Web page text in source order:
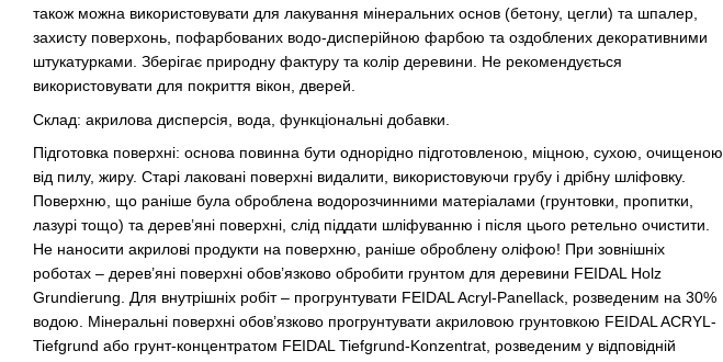
також можна використовувати для лакування мінеральних основ (бетону, цегли) та шпалер,
захисту поверхонь, пофарбованих водо-дисперійною фарбою та оздоблених декоративними
штукатурками. Зберігає природну фактуру та колір деревини. Не рекомендується
використовувати для покриття вікон, дверей.
Склад: акрилова дисперсія, вода, функціональні добавки.
Підготовка поверхні: основа повинна бути однорідно підготовленою, міцною, сухою, очищеною
від пилу, жиру. Старі лаковані поверхні видалити, використовуючи грубу і дрібну шліфовку.
Поверхню, що раніше була оброблена водорозчинними матеріалами (грунтовки, пропитки,
лазурі тощо) та дерев’яні поверхні, слід піддати шліфуванню і після цього ретельно очистити.
Не наносити акрилові продукти на поверхню, раніше оброблену оліфою! При зовнішніх
роботах – дерев’яні поверхні обов’язково обробити грунтом для деревини FEIDAL Holz
Grundierung. Для внутрішніх робіт – прогрунтувати FEIDAL Acryl-Panellack, розведеним на 30%
водою. Мінеральні поверхні обов’язково прогрунтувати акриловою грунтовкою FEIDAL ACRYL-
Tiefgrund або грунт-концентратом FEIDAL Tiefgrund-Konzentrat, розведеним у відповідній